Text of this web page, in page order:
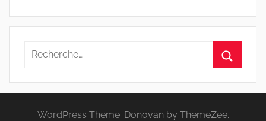
Recherche
:
WordPress Theme: Donovan by ThemeZee.